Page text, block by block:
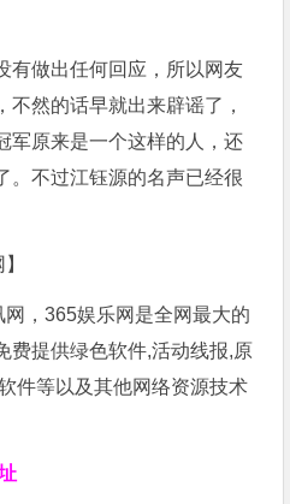
有做出任何回应，所以网友
然的话早就出来辟谣了，
军原来是一个这样的人，还
。不过江钰源的名声已经很
，365娱乐网是全网最大的
费提供绿色软件,活动线报,原
件等以及其他网络资源技术